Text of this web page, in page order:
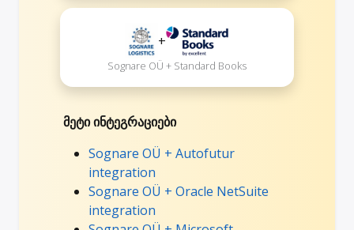
+
Sognare OÜ + Standard Books
მეტი ინტეგრაციები
Sognare OÜ + Autofutur
integration
Sognare OÜ + Oracle NetSuite
integration